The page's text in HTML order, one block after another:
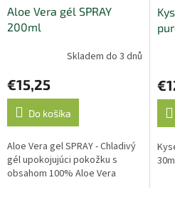
Aloe Vera gél SPRAY
200ml
Skladem do 3 dnů
€15,25
Do košíka
Aloe Vera gel SPRAY - Chladivý
gél upokojujúci pokožku s
obsahom 100% Aloe Vera